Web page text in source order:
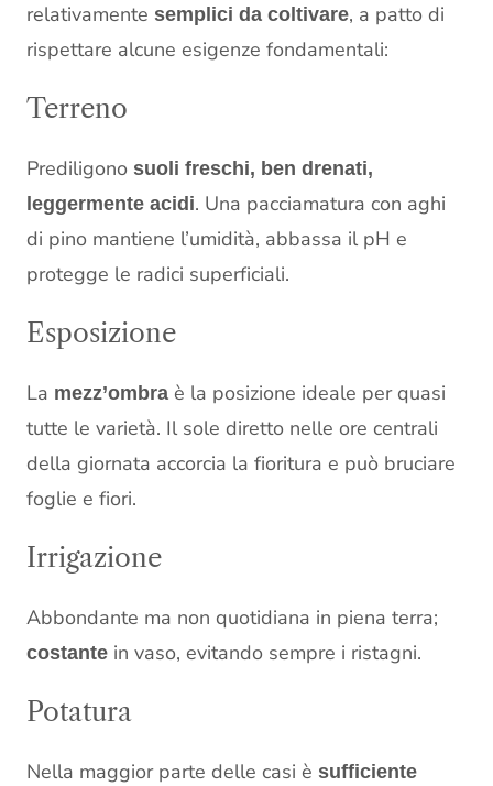
relativamente semplici da coltivare, a patto di
rispettare alcune esigenze fondamentali:
Terreno
Prediligono suoli freschi, ben drenati,
leggermente acidi. Una pacciamatura con aghi
di pino mantiene l’umidità, abbassa il pH e
protegge le radici superficiali.
Esposizione
La mezz’ombra è la posizione ideale per quasi
tutte le varietà. Il sole diretto nelle ore centrali
della giornata accorcia la fioritura e può bruciare
foglie e fiori.
Irrigazione
Abbondante ma non quotidiana in piena terra;
costante in vaso, evitando sempre i ristagni.
Potatura
Nella maggior parte delle casi è sufficiente